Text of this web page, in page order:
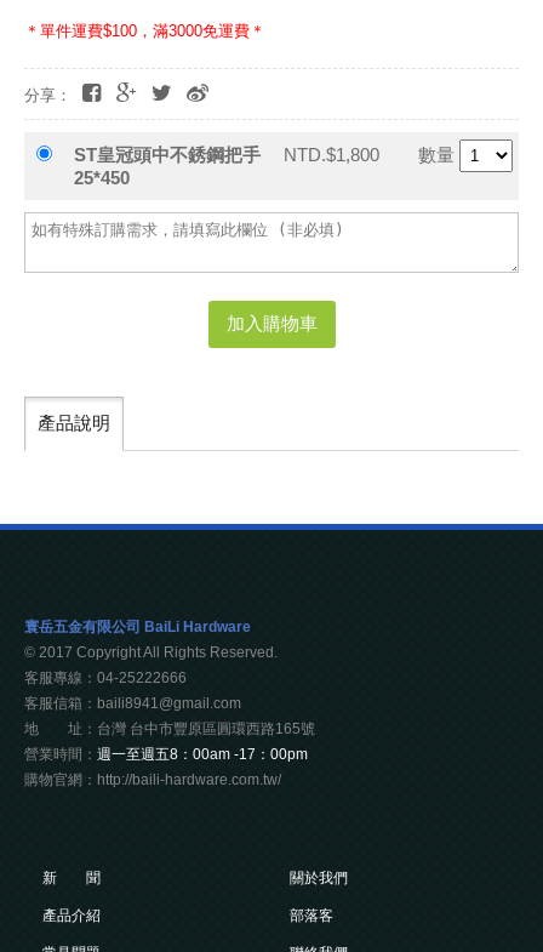
＊單件運費$100，滿3000免運費＊
分享：
ST皇冠頭中不銹鋼把手
25*450
NTD.$1,800 數量
加入購物車
產品說明
寰岳五金有限公司 BaiLi Hardware
© 2017 Copyright All Rights Reserved.
客服專線：04-25222666
客服信箱：baili8941@gmail.com
地 址：台灣 台中市豐原區圓環西路165號
營業時間： 週一至週五8：00am -17：00pm
購物官網：http://baili-hardware.com.tw/
新 聞 關於我們
產品介紹 部落客